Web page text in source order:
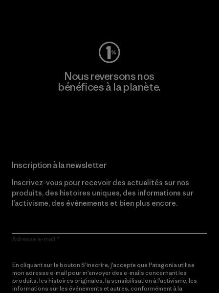
Nous reversons nos
bénéfices à la planète.
Inscription à la newsletter
Inscrivez-vous pour recevoir des actualités sur nos
produits, des histoires uniques, des informations sur
l’activisme, des événements et bien plus encore.
Adresse e-mail
En cliquant sur le bouton S’inscrire, j’accepte que Patagonia utilise
mon adresse e-mail pour m’envoyer des e-mails concernant les
produits, les histoires originales, la sensibilisation à l’activisme, les
informations sur les événements et autres, conformément à la